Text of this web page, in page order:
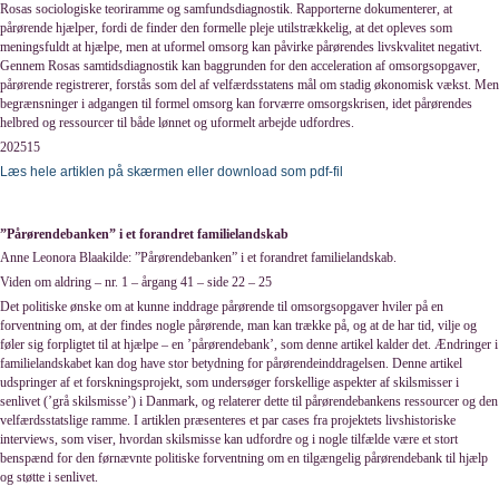
Rosas sociologiske teoriramme og samfundsdiagnostik. Rapporterne dokumenterer, at
pårørende hjælper, fordi de finder den formelle pleje utilstrækkelig, at det opleves som
meningsfuldt at hjælpe, men at uformel omsorg kan påvirke pårørendes livskvalitet negativt.
Gennem Rosas samtidsdiagnostik kan baggrunden for den acceleration af omsorgsopgaver,
pårørende registrerer, forstås som del af velfærdsstatens mål om stadig økonomisk vækst. Men
begrænsninger i adgangen til formel omsorg kan forværre omsorgskrisen, idet pårørendes
helbred og ressourcer til både lønnet og uformelt arbejde udfordres.
202515
Læs hele artiklen på skærmen eller download som pdf-fil
”Pårørendebanken” i et forandret familielandskab
Anne Leonora Blaakilde: ”Pårørendebanken” i et forandret familielandskab.
Viden om aldring – nr. 1 – årgang 41 – side 22 – 25
Det politiske ønske om at kunne inddrage pårørende til omsorgsopgaver hviler på en
forventning om, at der findes nogle pårørende, man kan trække på, og at de har tid, vilje og
føler sig forpligtet til at hjælpe – en ’pårørendebank’, som denne artikel kalder det. Ændringer i
familielandskabet kan dog have stor betydning for pårørendeinddragelsen. Denne artikel
udspringer af et forskningsprojekt, som undersøger forskellige aspekter af skilsmisser i
senlivet (’grå skilsmisse’) i Danmark, og relaterer dette til pårørendebankens ressourcer og den
velfærdsstatslige ramme. I artiklen præsenteres et par cases fra projektets livshistoriske
interviews, som viser, hvordan skilsmisse kan udfordre og i nogle tilfælde være et stort
benspænd for den førnævnte politiske forventning om en tilgængelig pårørendebank til hjælp
og støtte i senlivet.